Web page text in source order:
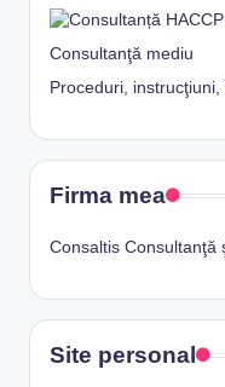
Consultanţă mediu
Proceduri,
Firma mea
Consaltis Consultanţă
Site personal